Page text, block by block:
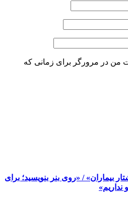
من در مرورگر برای زمانی که
بیماران» / «روی بنر بنویسید؛ برای
نداریم»